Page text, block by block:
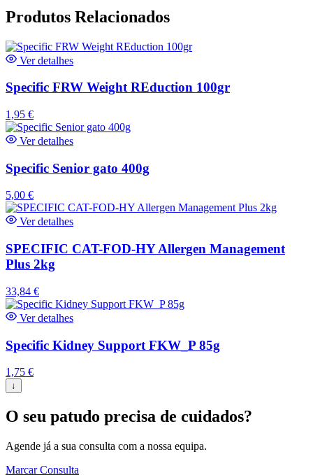
Produtos Relacionados
Ver detalhes
Specific FRW Weight REduction 100gr
1,95 €
Ver detalhes
Specific Senior gato 400g
5,00 €
Ver detalhes
SPECIFIC CAT-FOD-HY Allergen Management
Plus 2kg
33,84 €
Ver detalhes
Specific Kidney Support FKW_P 85g
1,75 €
↓
O seu patudo precisa de cuidados?
Agende já a sua consulta com a nossa equipa.
Marcar Consulta